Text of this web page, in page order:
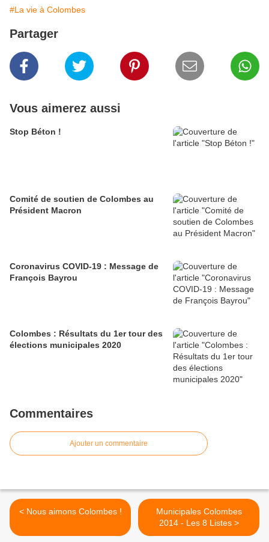
#La vie à Colombes
Partager
Vous aimerez aussi
Stop Béton !
Comité de soutien de Colombes au
Président Macron
Coronavirus COVID-19 : Message de
François Bayrou
Colombes : Résultats du 1er tour des
élections municipales 2020
Commentaires
Ajouter un commentaire
< Nous aimons Colombes !
Municipales Colombes
2014 - Les 8 Listes >